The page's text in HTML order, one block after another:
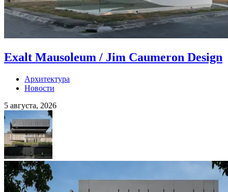
Exalt Mausoleum / Jim Caumeron Design
Архитектура
Новости
5 августа, 2026